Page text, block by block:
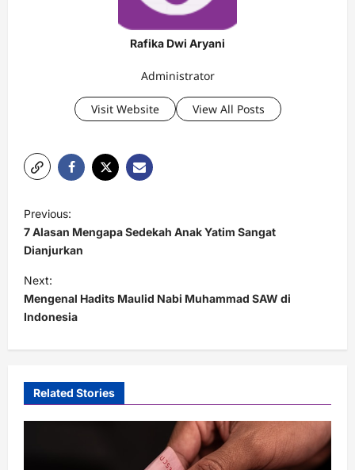
Rafika Dwi Aryani
Administrator
Visit Website View All Posts
o
s
t
n
a
v
g
a
Previous:
7 Alasan Mengapa Sedekah Anak Yatim Sangat
Dianjurkan
Next:
Mengenal Hadits Maulid Nabi Muhammad SAW di
Indonesia
Related Stories